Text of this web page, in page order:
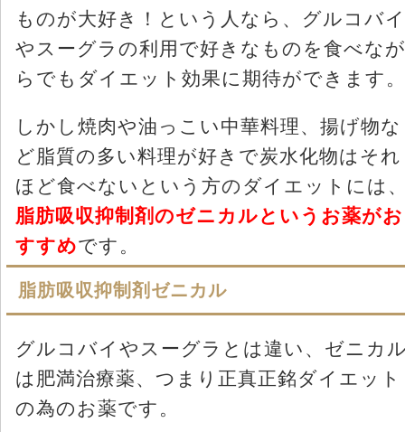
ものが大好き！という人なら、グルコバイ
やスーグラの利用で好きなものを食べなが
らでもダイエット効果に期待ができます。
しかし焼肉や油っこい中華料理、揚げ物な
ど脂質の多い料理が好きで炭水化物はそれ
ほど食べないという方のダイエットには
脂肪吸収抑制剤のゼニカルというお薬がお
すすめです。
脂肪吸収抑制剤ゼニカル
グルコバイやスーグラとは違い、ゼニカ
は肥満治療薬、つまり正真正銘ダイエット
の為のお薬です。